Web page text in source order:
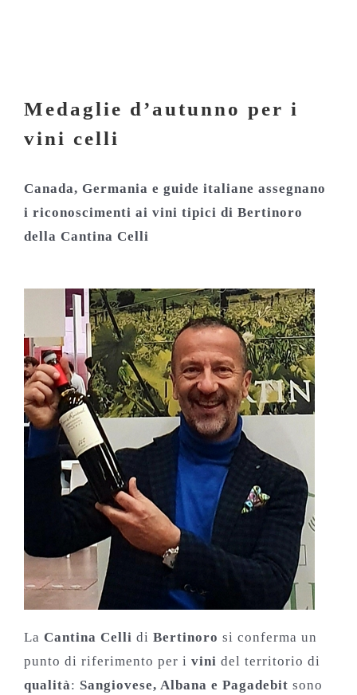
Medaglie d’autunno per i
vini celli
Canada, Germania e guide italiane assegnano
i riconoscimenti ai vini tipici di Bertinoro
della Cantina Celli
La Cantina Celli di Bertinoro si conferma un
punto di riferimento per i vini del territorio di
qualità: Sangiovese, Albana e Pagadebit sono